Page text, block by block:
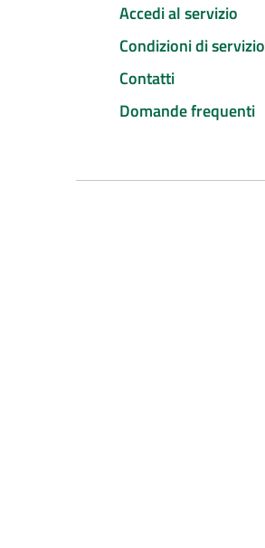
Accedi al servizio
Condizioni di servizio
Contatti
Domande frequenti